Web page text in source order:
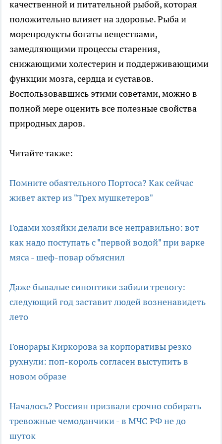
качественной и питательной рыбой, которая
положительно влияет на здоровье. Рыба и
морепродукты богаты веществами,
замедляющими процессы старения,
снижающими холестерин и поддерживающими
функции мозга, сердца и суставов.
Воспользовавшись этими советами, можно в
полной мере оценить все полезные свойства
природных даров.
Читайте также:
Помните обаятельного Портоса? Как сейчас
живет актер из "Трех мушкетеров"
Годами хозяйки делали все неправильно: вот
как надо поступать с "первой водой" при варке
мяса - шеф-повар объяснил
Даже бывалые синоптики забили тревогу:
следующий год заставит людей возненавидеть
лето
Гонорары Киркорова за корпоративы резко
рухнули: поп-король согласен выступить в
новом образе
Началось? Россиян призвали срочно собирать
тревожные чемоданчики - в МЧС РФ не до
шуток